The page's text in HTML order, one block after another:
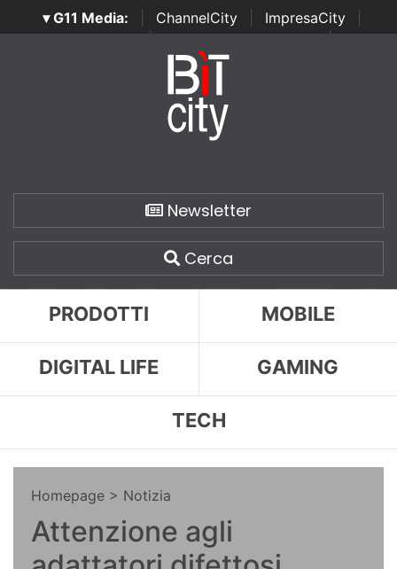
▾ G11 Media: ChannelCity ImpresaCity
SecurityOpenLab | Italian Channel Awards | Italian
Italian Security Awards
Newsletter
Cerca
PRODOTTI MOBILE
DIGITAL LIFE GAMING
TECH
Homepage > Notizia
Attenzione agli